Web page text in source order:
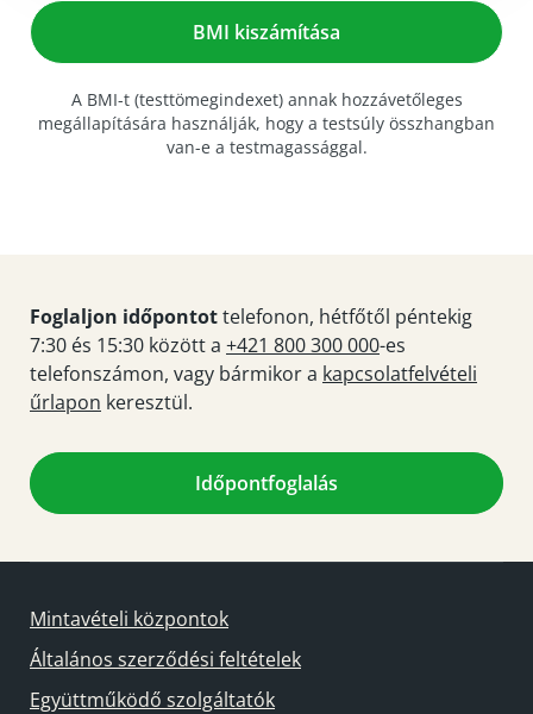
A BMI-t (testtömegindexet) annak hozzávetőleges
megállapítására használják, hogy a testsúly összhangban
van-e a testmagassággal.
Foglaljon időpontottelefonon, hétfőtől péntekig
7:30 és 15:30 között a +421 800 300 000-es
telefonszámon, vagy bármikor a kapcsolatfelvételi
űrlapon keresztül.
Időpontfoglalás
Mintavételi központok
Általános szerződési feltételek
Együttműködő szolgáltatók